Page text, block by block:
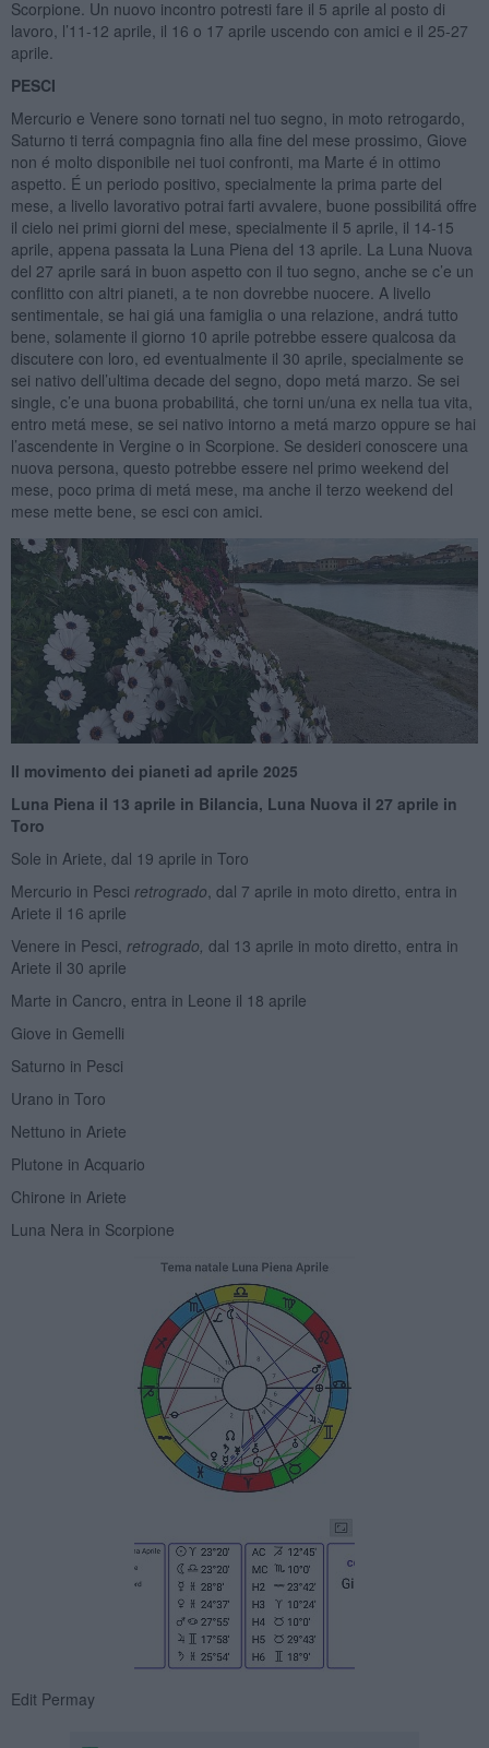
Scorpione. Un nuovo incontro potresti fare il 5 aprile al posto di
lavoro, l’11-12 aprile, il 16 o 17 aprile uscendo con amici e il 25-27
aprile.
PESCI
Mercurio e Venere sono tornati nel tuo segno, in moto retrogardo,
Saturno ti terrá compagnia fino alla fine del mese prossimo, Giove
non é molto disponibile nei tuoi confronti, ma Marte é in ottimo
aspetto. É un periodo positivo, specialmente la prima parte del
mese, a livello lavorativo potrai farti avvalere, buone possibilitá offre
il cielo nei primi giorni del mese, specialmente il 5 aprile, il 14-15
aprile, appena passata la Luna Piena del 13 aprile. La Luna Nuova
del 27 aprile sará in buon aspetto con il tuo segno, anche se c’e un
conflitto con altri pianeti, a te non dovrebbe nuocere. A livello
sentimentale, se hai giá una famiglia o una relazione, andrá tutto
bene, solamente il giorno 10 aprile potrebbe essere qualcosa da
discutere con loro, ed eventualmente il 30 aprile, specialmente se
sei nativo dell’ultima decade del segno, dopo metá marzo. Se sei
single, c’e una buona probabilitá, che torni un/una ex nella tua vita,
entro metá mese, se sei nativo intorno a metá marzo oppure se hai
l’ascendente in Vergine o in Scorpione. Se desideri conoscere una
nuova persona, questo potrebbe essere nel primo weekend del
mese, poco prima di metá mese, ma anche il terzo weekend del
mese mette bene, se esci con amici.
Il movimento dei pianeti ad aprile 2025
Luna Piena il 13 aprile in Bilancia, Luna Nuova il 27 aprile in
Toro
Sole in Ariete, dal 19 aprile in Toro
Mercurio in Pesci retrogrado, dal 7 aprile in moto diretto, entra in
Ariete il 16 aprile
Venere in Pesci, retrogrado, dal 13 aprile in moto diretto, entra in
Ariete il 30 aprile
Marte in Cancro, entra in Leone il 18 aprile
Giove in Gemelli
Saturno in Pesci
Urano in Toro
Nettuno in Ariete
Plutone in Acquario
Chirone in Ariete
Luna Nera in Scorpione
Edit Permay